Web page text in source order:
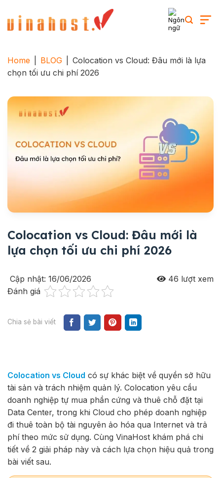
content
Home BLOG
Colocation vs Cloud: Đâu mới là lựa
chọn tối ưu chi phí 2026
Colocation vs Cloud: Đâu mới là
lựa chọn tối ưu chi phí 2026
Cập nhật: 16/06/2026 46 lượt xem
Đánh giá
Chia sẻ bài viết
Colocation vs Cloud có sự khác biệt về quyền sở hữu
tài sản và trách nhiệm quản lý. Colocation yêu cầu
doanh nghiệp tự mua phần cứng và thuê chỗ đặt tại
Data Center, trong khi Cloud cho phép doanh nghiệp
đi thuê toàn bộ tài nguyên ảo hóa qua Internet và trả
phí theo mức sử dụng. Cùng VinaHost khám phá chi
tiết về 2 giải pháp này và cách lựa chọn hiệu quả trong
bài viết sau.